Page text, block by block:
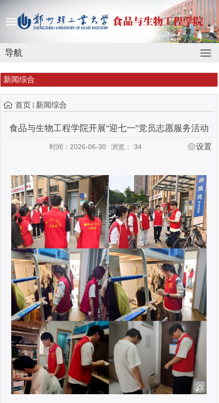
导航
新闻综合
首页 新闻综合
食品与生物工程学院开展“迎七一”党员志愿服务活动
时间：2026-06-30 浏览： 34 设置